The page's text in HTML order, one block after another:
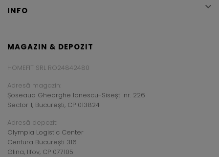
INFO 
MAGAZIN & DEPOZIT
HOMEFIT SRL RO24842480
Adresă magazin:
Șoseaua Gheorghe Ionescu-Sisești nr. 226
Sector 1, București, CP 013824
Adresă depozit:
Olympia Logistic Center
Centura București 316
Glina, Ilfov, CP 077105